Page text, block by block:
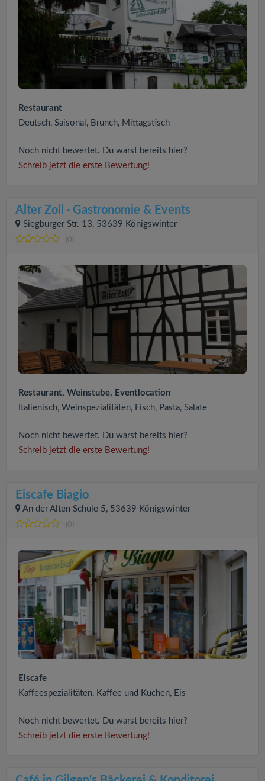
Restaurant
Deutsch, Saisonal, Brunch, Mittagstisch
Noch nicht bewertet. Du warst bereits hier?
Schreib jetzt die erste Bewertung!
Alter Zoll · Gastronomie & Events
Siegburger Str. 13, 53639 Königswinter
(0)
Restaurant, Weinstube, Eventlocation
Italienisch, Weinspezialitäten, Fisch, Pasta, Salate
Noch nicht bewertet. Du warst bereits hier?
Schreib jetzt die erste Bewertung!
Eiscafe Biagio
An der Alten Schule 5, 53639 Königswinter
(0)
Eiscafe
Kaffeespezialitäten, Kaffee und Kuchen, Eis
Noch nicht bewertet. Du warst bereits hier?
Schreib jetzt die erste Bewertung!